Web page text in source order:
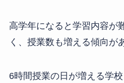
高学年になると学習内容が
く、授業数も増える傾向が
6時間授業の日が増える学